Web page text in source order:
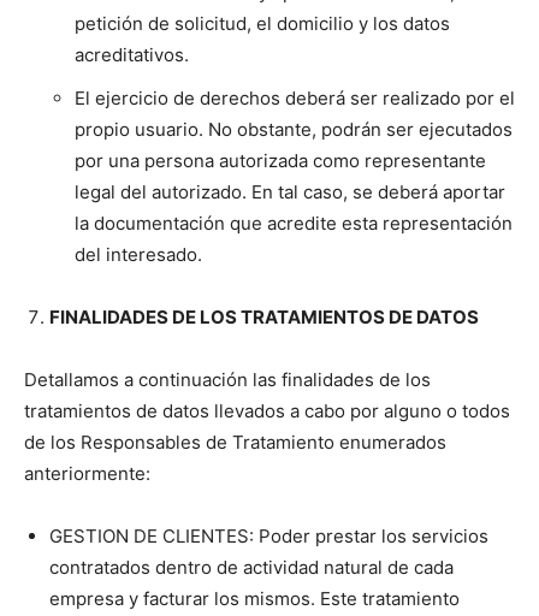
petición de solicitud, el domicilio y los datos
acreditativos.
El ejercicio de derechos deberá ser realizado por el
propio usuario. No obstante, podrán ser ejecutados
por una persona autorizada como representante
legal del autorizado. En tal caso, se deberá aportar
la documentación que acredite esta representación
del interesado.
FINALIDADES DE LOS TRATAMIENTOS DE DATOS
Detallamos a continuación las finalidades de los
tratamientos de datos llevados a cabo por alguno o todos
de los Responsables de Tratamiento enumerados
anteriormente:
GESTION DE CLIENTES: Poder prestar los servicios
contratados dentro de actividad natural de cada
empresa y facturar los mismos. Este tratamiento